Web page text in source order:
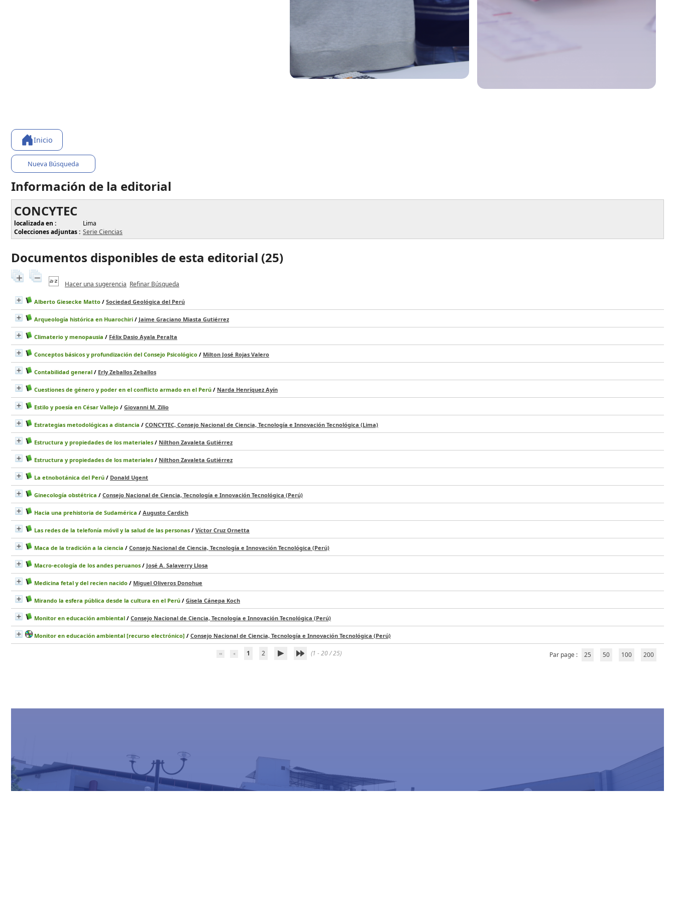
Inicio
Nueva Búsqueda
Información de la editorial
CONCYTEC
localizada en :
Lima
Colecciones adjuntas : Serie Ciencias
Documentos disponibles de esta editorial (25)
Hacer una sugerencia Refinar Búsqueda
Alberto Giesecke Matto / Sociedad Geológica del Perú
Arqueología histórica en Huarochiri / Jaime Graciano Miasta Gutiérrez
Climaterio y menopausia / Félix Dasio Ayala Peralta
Conceptos básicos y profundización del Consejo Psicológico / Milton José Rojas Valero
Contabilidad general / Erly Zeballos Zeballos
Cuestiones de género y poder en el conflicto armado en el Perú / Narda Henríquez Ayín
Estilo y poesía en César Vallejo / Giovanni M. Zilio
Estrategias metodológicas a distancia / CONCYTEC, Consejo Nacional de Ciencia, Tecnología e Innovación Tecnológica (Lima)
Estructura y propiedades de los materiales / Nilthon Zavaleta Gutiérrez
Estructura y propiedades de los materiales / Nilthon Zavaleta Gutiérrez
La etnobotánica del Perú / Donald Ugent
Ginecología obstétrica / Consejo Nacional de Ciencia, Tecnología e Innovación Tecnológica (Perú)
Hacia una prehistoria de Sudamérica / Augusto Cardich
Las redes de la telefonía móvil y la salud de las personas / Víctor Cruz Ornetta
Maca de la tradición a la ciencia / Consejo Nacional de Ciencia, Tecnología e Innovación Tecnológica (Perú)
Macro-ecología de los andes peruanos / José A. Salaverry Llosa
Medicina fetal y del recien nacido / Miguel Oliveros Donohue
Mirando la esfera pública desde la cultura en el Perú / Gisela Cánepa Koch
Monitor en educación ambiental / Consejo Nacional de Ciencia, Tecnología e Innovación Tecnológica (Perú)
Monitor en educación ambiental [recurso electrónico] / Consejo Nacional de Ciencia, Tecnología e Innovación Tecnológica (Perú)
1 2 (1 - 20 / 25) Par page : 25 50 100 200